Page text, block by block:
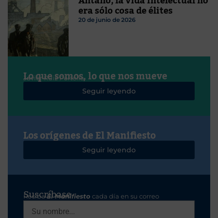
era sólo cosa de élites
20 de junio de 2026
Lo que somos, lo que nos mueve
Javier Ruiz Portella
Seguir leyendo
Los orígenes de El Manifiesto
Seguir leyendo
Suscríbase
RecibaEl Manifiesto cada día en su correo